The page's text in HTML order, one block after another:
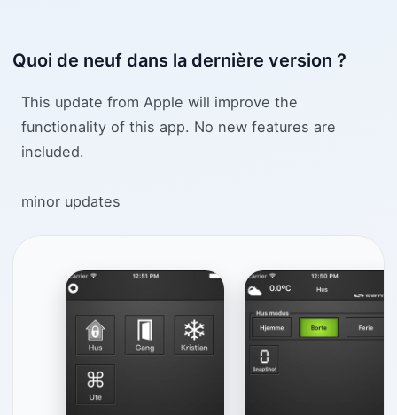
Quoi de neuf dans la dernière version ?
This update from Apple will improve the
functionality of this app. No new features are
included.
minor updates